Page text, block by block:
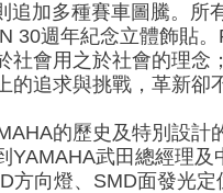
追加多種賽車圖騰。
30週年紀念立體飾貼
社會用之於社會的理
的追求與挑戰，革新卻
的歷史及特別設
YAMAHA武田總經理
方向燈、SMD面發光